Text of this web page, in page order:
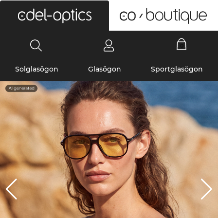
Solglasögon Glasögon Sportglasögon